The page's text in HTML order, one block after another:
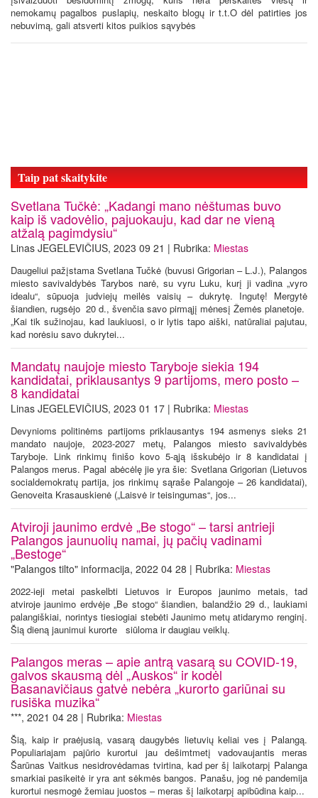
nemokamų pagalbos puslapių, neskaito blogų ir t.t.O dėl patirties jos
nebuvimą, gali atsverti kitos puikios sąvybės
Taip pat skaitykite
Svetlana Tučkė: „Kadangi mano nėštumas buvo
kaip iš vadovėlio, pajuokauju, kad dar ne vieną
atžalą pagimdysiu“
Linas JEGELEVIČIUS, 2023 09 21 | Rubrika: Miestas
Daugeliui pažįstama Svetlana Tučkė (buvusi Grigorian – L.J.), Palangos
miesto savivaldybės Tarybos narė, su vyru Luku, kurį ji vadina „vyro
idealu“, sūpuoja judviejų meilės vaisių – dukrytę. Ingutę! Mergytė
šiandien, rugsėjo 20 d., švenčia savo pirmąjį mėnesį Žemės planetoje.
„Kai tik sužinojau, kad laukiuosi, o ir lytis tapo aiški, natūraliai pajutau,
kad norėsiu savo dukrytei...
Mandatų naujoje miesto Taryboje siekia 194
kandidatai, priklausantys 9 partijoms, mero posto –
8 kandidatai
Linas JEGELEVIČIUS, 2023 01 17 | Rubrika: Miestas
Devynioms politinėms partijoms priklausantys 194 asmenys sieks 21
mandato naujoje, 2023-2027 metų, Palangos miesto savivaldybės
Taryboje. Link rinkimų finišo kovo 5-ąją išskubėjo ir 8 kandidatai į
Palangos merus. Pagal abėcėlę jie yra šie: Svetlana Grigorian (Lietuvos
socialdemokratų partija, jos rinkimų sąraše Palangoje – 26 kandidatai),
Genoveita Krasauskienė („Laisvė ir teisingumas“, jos...
Atviroji jaunimo erdvė „Be stogo“ – tarsi antrieji
Palangos jaunuolių namai, jų pačių vadinami
„Bestoge“
"Palangos tilto" informacija, 2022 04 28 | Rubrika: Miestas
2022-ieji metai paskelbti Lietuvos ir Europos jaunimo metais, tad
atviroje jaunimo erdvėje „Be stogo“ šiandien, balandžio 29 d., laukiami
palangiškiai, norintys tiesiogiai stebėti Jaunimo metų atidarymo renginį.
Šią dieną jaunimui kurorte siūloma ir daugiau veiklų.
Palangos meras – apie antrą vasarą su COVID-19,
galvos skausmą dėl „Auskos“ ir kodėl
Basanavičiaus gatvė nebėra „kurorto gariūnai su
rusiška muzika“
***, 2021 04 28 | Rubrika: Miestas
Šią, kaip ir praėjusią, vasarą daugybės lietuvių keliai ves į Palangą.
Populiariajam pajūrio kurortui jau dešimtmetį vadovaujantis meras
Šarūnas Vaitkus nesidrovėdamas tvirtina, kad per šį laikotarpį Palanga
smarkiai pasikeitė ir yra ant sėkmės bangos. Panašu, jog nė pandemija
kurortui nesmogė žemiau juostos – meras šį laikotarpį apibūdina kaip...